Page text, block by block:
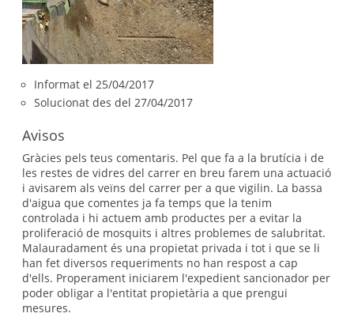
Informat el 25/04/2017
Solucionat des del 27/04/2017
Avisos
Gràcies pels teus comentaris. Pel que fa a la brutícia i de
les restes de vidres del carrer en breu farem una actuació
i avisarem als veïns del carrer per a que vigilin. La bassa
d'aigua que comentes ja fa temps que la tenim
controlada i hi actuem amb productes per a evitar la
proliferació de mosquits i altres problemes de salubritat.
Malauradament és una propietat privada i tot i que se li
han fet diversos requeriments no han respost a cap
d'ells. Properament iniciarem l'expedient sancionador per
poder obligar a l'entitat propietària a que prengui
mesures.